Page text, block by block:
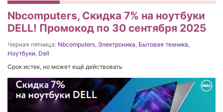
Nbcomputers, Скидка 7% на ноутбуки
DELL! Промокод по 30 сентября 2025
Черная пятница: Nbcomputers, Электроника, Бытовая техника,
Ноутбуки, Dell
Срок истек, но может ещё действовать